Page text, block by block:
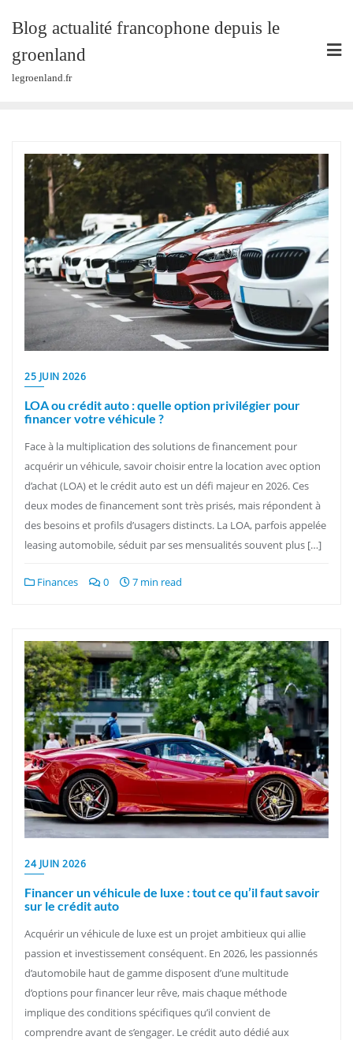
content
Blog actualité francophone depuis le
groenland
legroenland.fr
25 JUIN 2026
LOA ou crédit auto : quelle option privilégier pour
financer votre véhicule ?
Face à la multiplication des solutions de financement pour
acquérir un véhicule, savoir choisir entre la location avec option
d’achat (LOA) et le crédit auto est un défi majeur en 2026. Ces
deux modes de financement sont très prisés, mais répondent à
des besoins et profils d’usagers distincts. La LOA, parfois appelée
leasing automobile, séduit par ses mensualités souvent plus […]
Finances 0 7 min read
24 JUIN 2026
Financer un véhicule de luxe : tout ce qu’il faut savoir
sur le crédit auto
Acquérir un véhicule de luxe est un projet ambitieux qui allie
passion et investissement conséquent. En 2026, les passionnés
d’automobile haut de gamme disposent d’une multitude
d’options pour financer leur rêve, mais chaque méthode
implique des conditions spécifiques qu’il convient de
comprendre avant de s’engager. Le crédit auto dédié aux